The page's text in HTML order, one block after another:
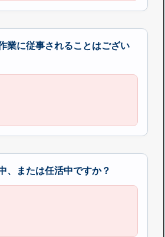
業に従事されることはござい
、または任活中ですか？